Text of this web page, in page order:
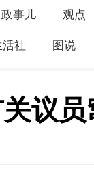
政事儿 观点
社 图说
议